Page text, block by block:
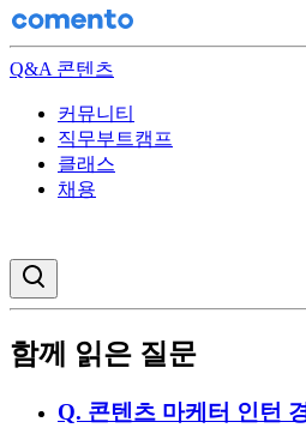
Q&A 콘텐츠
커뮤니티
직무부트캠프
클래스
채용
함께 읽은 질문
Q. 콘텐츠 마케터 인턴